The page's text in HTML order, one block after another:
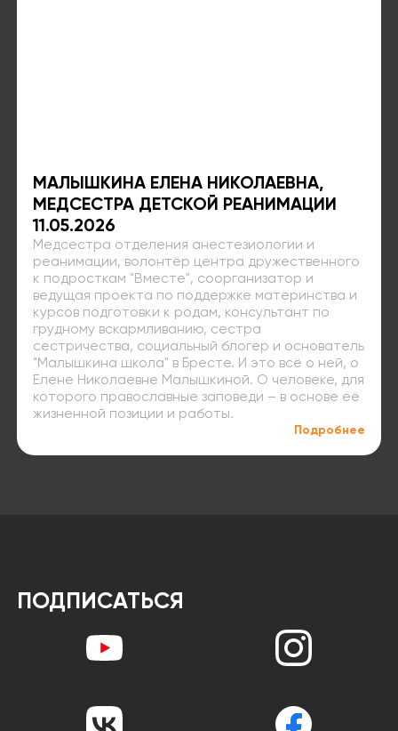
МАЛЫШКИНА ЕЛЕНА НИКОЛАЕВНА,
МЕДСЕСТРА ДЕТСКОЙ РЕАНИМАЦИИ
11.05.2026
Медсестра отделения анестезиологии и
реанимации, волонтёр центра дружественного
к подросткам "Вместе", соорганизатор и
ведущая проекта по поддержке материнства и
курсов подготовки к родам, консультант по
грудному вскармливанию, сестра
сестричества, социальный блогер и основатель
"Малышкина школа" в Бресте. И это всё о ней, о
Елене Николаевне Малышкиной. О человеке, для
которого православные заповеди – в основе её
жизненной позиции и работы.
Подробнее
ПОДПИСАТЬСЯ